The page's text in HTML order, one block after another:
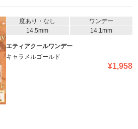
度あり・なし
ワンデー
14.5mm
14.1mm
エティアクールワンデー
キャラメルゴールド
¥1,958